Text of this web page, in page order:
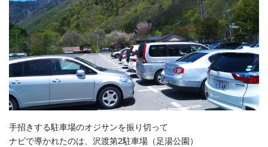
手招きする駐車場のオジサンを振り切って
ナビで導かれたのは、沢渡第2駐車場（足湯公園）